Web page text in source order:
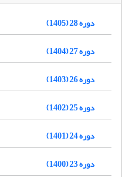
دوره 28 (1405)
دوره 27 (1404)
دوره 26 (1403)
دوره 25 (1402)
دوره 24 (1401)
دوره 23 (1400)